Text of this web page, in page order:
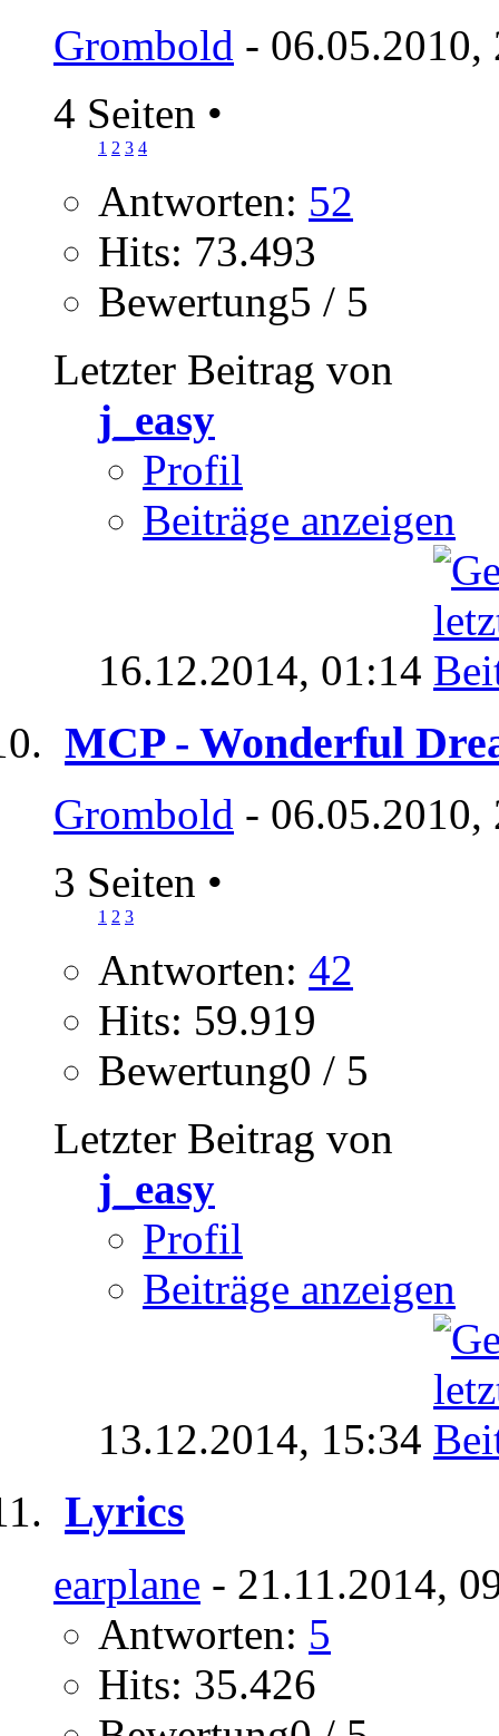
Grombold - 06.05.2010,
4 Seiten •
1 2 3 4
Antworten: 52
Hits: 73.493
Bewertung5 / 5
Letzter Beitrag von
j_easy
Profil
Beiträge anzeigen
16.12.2014, 01:14
MCP - Wonderful
Grombold - 06.05.2010,
3 Seiten •
1 2 3
Antworten: 42
Hits: 59.919
Bewertung0 / 5
Letzter Beitrag von
j_easy
Profil
Beiträge anzeigen
13.12.2014, 15:34
Lyrics
earplane - 21.11.2014,
Antworten: 5
Hits: 35.426